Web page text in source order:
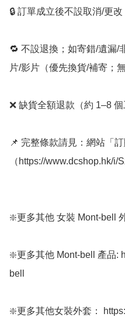
🔒 訂單成立後不設取消/更改
🔁 不設退換；如寄錯/遺漏/
片/影片（優先換貨/補寄；
❌ 缺貨全額退款（約 1–8 個
📌 完整條款請見：網站「
（https://www.dcshop.hk/i/
❇️更多其他 女裝 Mont-bell
❇️更多其他 Mont-bell 產品:
bell
❇️更多其他女裝外套：